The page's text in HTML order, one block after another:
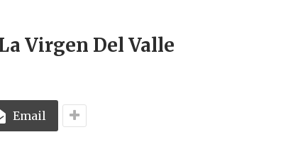
Virgen Del Valle
Email